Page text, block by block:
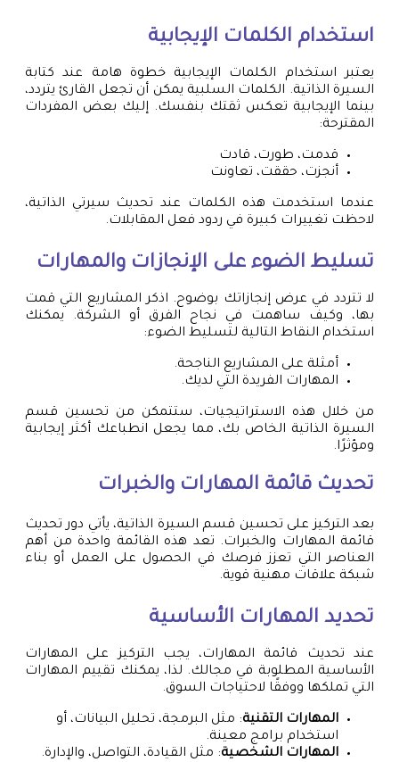
استخدام الكلمات الإيجابية
يعتبر استخدام الكلمات الإيجابية خطوة هامة عند كتابة
السيرة الذاتية. الكلمات السلبية يمكن أن تجعل القارئ يتردد،
بينما الإيجابية تعكس ثقتك بنفسك. إليك بعض المفردات
المقترحة:
قدمت، طورت، قادت
أنجزت، حققت، تعاونت
عندما استخدمت هذه الكلمات عند تحديث سيرتي الذاتية،
لاحظت تغييرات كبيرة في ردود فعل المقابلات.
تسليط الضوء على الإنجازات والمهارات
لا تتردد في عرض إنجازاتك بوضوح. اذكر المشاريع التي قمت
بها، وكيف ساهمت في نجاح الفرق أو الشركة. يمكنك
استخدام النقاط التالية لتسليط الضوء:
أمثلة على المشاريع الناجحة.
المهارات الفريدة التي لديك.
من خلال هذه الاستراتيجيات، ستتمكن من تحسين قسم
السيرة الذاتية الخاص بك، مما يجعل انطباعك أكثر إيجابية
ومؤثرًا.
تحديث قائمة المهارات والخبرات
بعد التركيز على تحسين قسم السيرة الذاتية، يأتي دور تحديث
قائمة المهارات والخبرات. تعد هذه القائمة واحدة من أهم
العناصر التي تعزز فرصك في الحصول على العمل أو بناء
شبكة علاقات مهنية قوية.
تحديد المهارات الأساسية
عند تحديث قائمة المهارات، يجب التركيز على المهارات
الأساسية المطلوبة في مجالك. لذا، يمكنك تقييم المهارات
التي تملكها ووفقًا لاحتياجات السوق.
المهارات التقنية: مثل البرمجة، تحليل البيانات، أو
استخدام برامج معينة.
المهارات الشخصية: مثل القيادة، التواصل، والإدارة.